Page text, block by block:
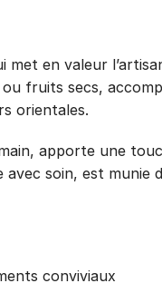
en valeur
fruits secs,
orientales.
apporte une
soin, est
conviviaux